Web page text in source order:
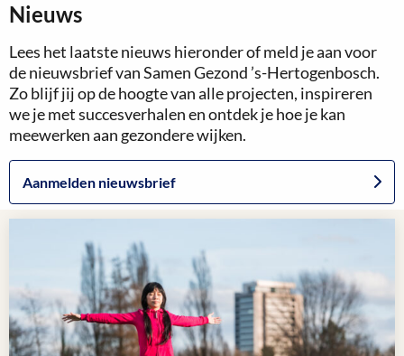
Nieuws
Lees het laatste nieuws hieronder of meld je aan voor
de nieuwsbrief van Samen Gezond ’s-Hertogenbosch.
Zo blijf jij op de hoogte van alle projecten, inspireren
we je met succesverhalen en ontdek je hoe je kan
meewerken aan gezondere wijken.
Aanmelden nieuwsbrief